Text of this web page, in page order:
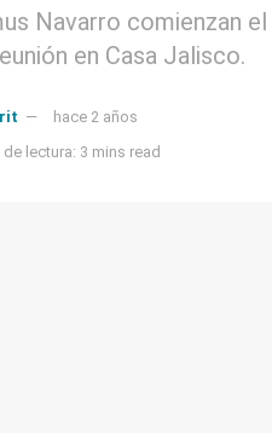
Navarro comienzan
en Casa Jalisco.
hace 2 años
lectura: 3 mins read